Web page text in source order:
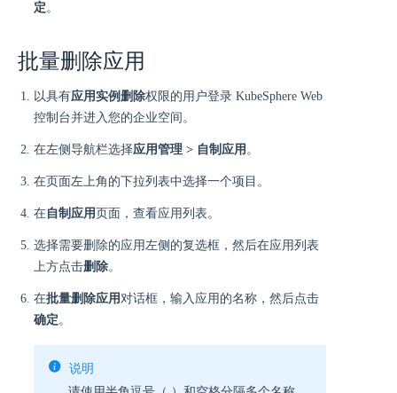
定。
批量删除应用
以具有应用实例删除权限的用户登录 KubeSphere Web
控制台并进入您的企业空间。
在左侧导航栏选择应用管理 > 自制应用 。
在页面左上角的下拉列表中选择一个项目。
在自制应用页面，查看应用列表。
选择需要删除的应用左侧的复选框，然后在应用列表
上方点击删除。
在批量删除应用对话框，输入应用的名称，然后点击
确定。
说明